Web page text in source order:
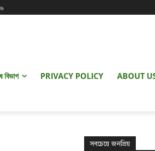
বিভাগ PRIVACY POLICY ABOUT
সবচেয়ে জনপ্রিয়